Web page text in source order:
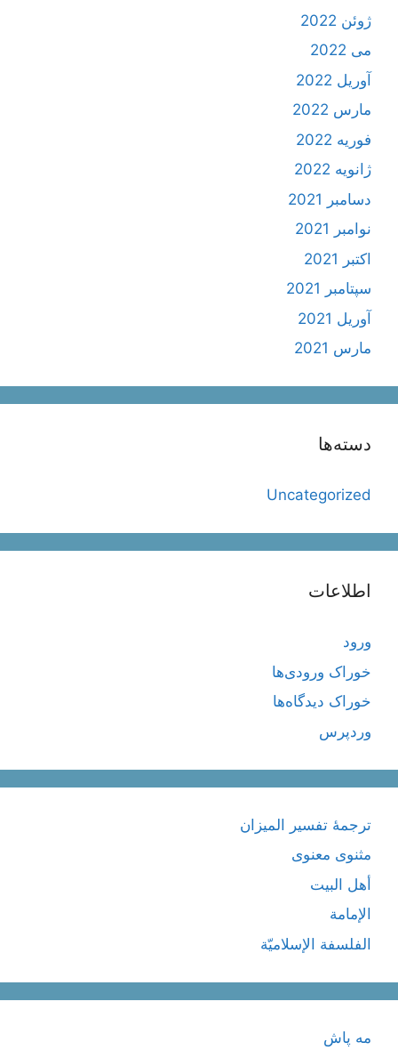
ژوئن 2022
می 2022
آوریل 2022
مارس 2022
فوریه 2022
ژانویه 2022
دسامبر 2021
نوامبر 2021
اکتبر 2021
سپتامبر 2021
آوریل 2021
مارس 2021
دسته‌ها
Uncategorized
اطلاعات
ورود
خوراک ورودی‌ها
خوراک دیدگاه‌ها
وردپرس
ترجمۀ تفسیر المیزان
مثنوی معنوی
أهل البيت
الإمامة
الفلسفة الإسلاميّة
مه پاش